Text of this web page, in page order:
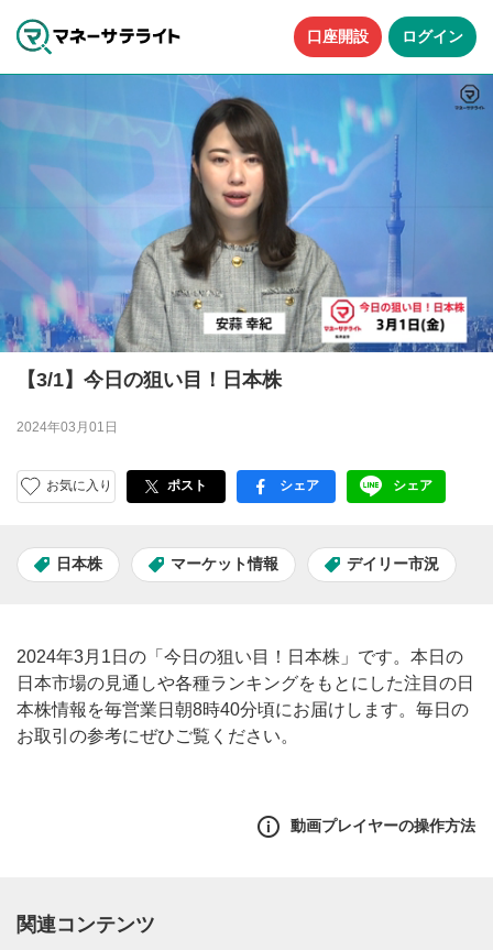
口座開設 ログイン
【3/1】今日の狙い目！日本株
2024年03月01日
お気に入り ポスト facebook
シェア LINE
シェア
日本株 マーケット情報 デイリー市況
2024年3月1日の「今日の狙い目！日本株」です。本日の
日本市場の見通しや各種ランキングをもとにした注目の日
本株情報を毎営業日朝8時40分頃にお届けします。毎日の
お取引の参考にぜひご覧ください。
動画プレイヤーの操作方法
関連コンテンツ